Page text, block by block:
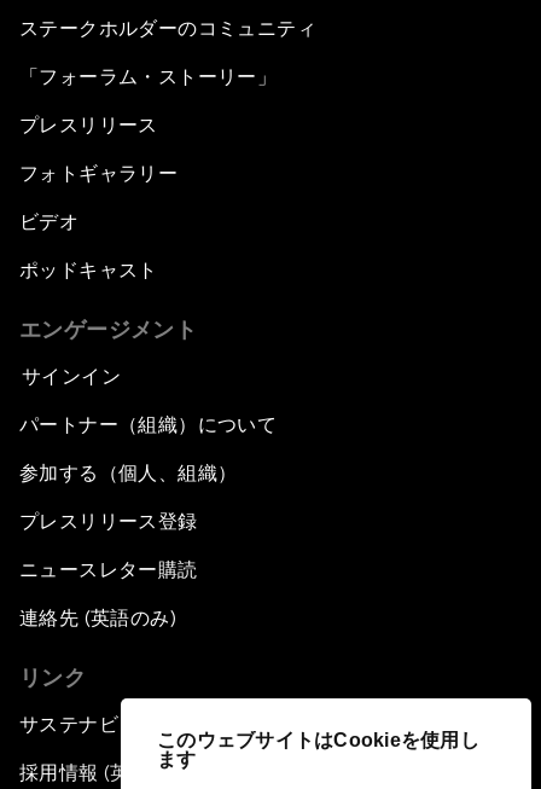
このウェブサイトはCookieを使用し
ます
ステークホルダーのコミュニティ
「フォーラム・ストーリー」
プレスリリース
フォトギャラリー
ビデオ
ポッドキャスト
エンゲージメント
サインイン
パートナー（組織）について
参加する（個人、組織）
プレスリリース登録
ニュースレター購読
連絡先 (英語のみ)
リンク
サステナビリティへの取り組み
採用情報 (英語のみ)